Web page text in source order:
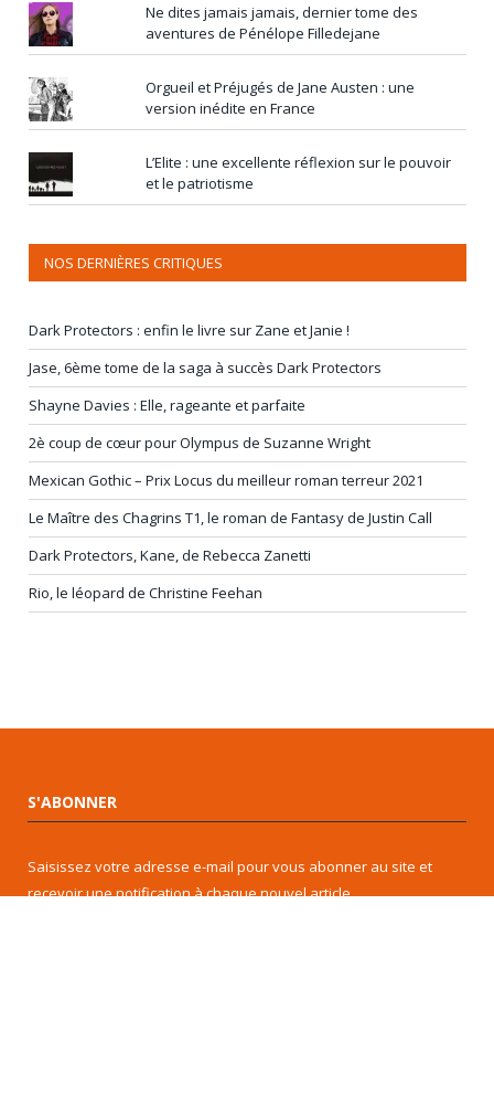
Ne dites jamais jamais, dernier tome des
aventures de Pénélope Filledejane
Orgueil et Préjugés de Jane Austen : une
version inédite en France
L’Elite : une excellente réflexion sur le pouvoir
et le patriotisme
NOS DERNIÈRES CRITIQUES
Dark Protectors : enfin le livre sur Zane et Janie !
Jase, 6ème tome de la saga à succès Dark Protectors
Shayne Davies : Elle, rageante et parfaite
2è coup de cœur pour Olympus de Suzanne Wright
Mexican Gothic – Prix Locus du meilleur roman terreur 2021
Le Maître des Chagrins T1, le roman de Fantasy de Justin Call
Dark Protectors, Kane, de Rebecca Zanetti
Rio, le léopard de Christine Feehan
S'ABONNER
Saisissez votre adresse e-mail pour vous abonner au site et
recevoir une notification à chaque nouvel article.